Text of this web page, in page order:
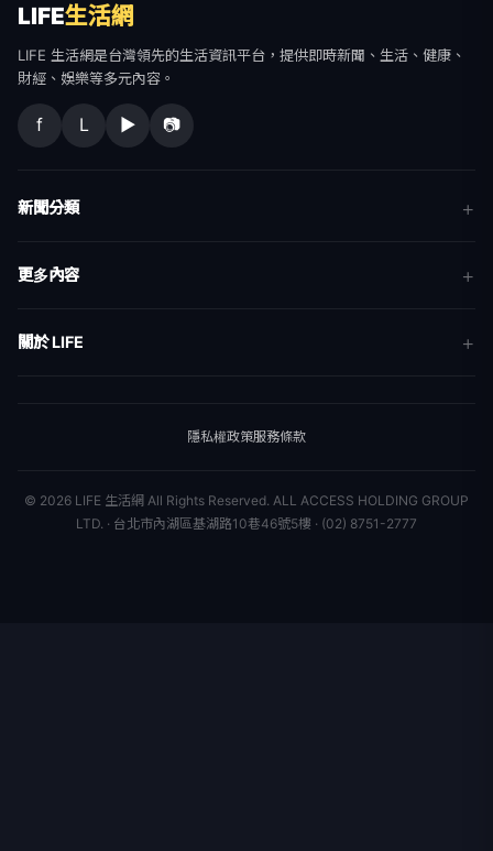
LIFE生活網
LIFE 生活網是台灣領先的生活資訊平台，提供即時新聞、生活、健康、
財經、娛樂等多元內容。
f L ▶ 📷
新聞分類
健康
更多內容
關於 LIFE
隱私權政策服務條款
© 2026 LIFE 生活網 All Rights Reserved. ALL ACCESS HOLDING GROUP
LTD. · 台北市內湖區基湖路10巷46號5樓 · (02) 8751-2777